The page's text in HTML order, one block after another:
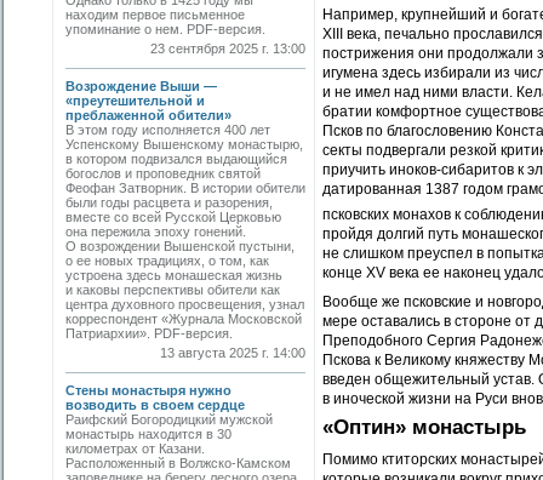
находим первое письменное
упоминание о нем. PDF-версия.
23 сентября 2025 г. 13:00
Возрождение Выши —
«преутешительной и
преблаженной обители»
В этом году исполняется 400 лет
Успенскому Вышенскому монастырю,
в котором подвизался выдающийся
богослов и проповедник святой
Феофан Затворник. В истории обители
были годы расцвета и разорения,
вместе со всей Русской Церковью
она пережила эпоху гонений.
О возрождении Вышенской пустыни,
о ее новых традициях, о том, как
устроена здесь монашеская жизнь
и каковы перспективы обители как
центра духовного просвещения, узнал
корреспондент «Журнала Московской
Патриархии». PDF-версия.
13 августа 2025 г. 14:00
Стены монастыря нужно
возводить в своем сердце
Раифский Богородицкий мужской
монастырь находится в 30
километрах от Казани.
Расположенный в Волжско-Камском
Например, крупнейший и
XIII века, печально
пострижения они продолжали
игумена здесь избирали из
и не имел над ними власти.
братии комфортное
Псков по благословению
секты подвергали резкой
приучить иноков-сибаритов к
датированная 1387 годом
псковских монахов к
пройдя долгий путь
не слишком преуспел в
конце XV века ее наконец
Вообще же псковские и
мере оставались в стороне от
Преподобного Сергия
Пскова к Великому княжеству
введен общежительный устав.
в иноческой жизни на Руси
«Оптин» монастырь
Помимо ктиторских